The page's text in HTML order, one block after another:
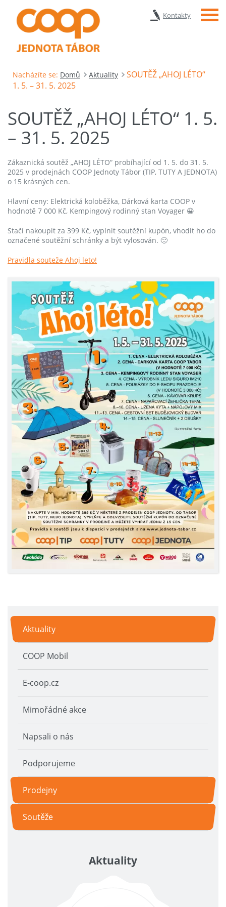
Kontakty Menu
Nacházíte se: Domů Aktuality
SOUTĚŽ „AHOJ LÉTO“
1. 5. – 31. 5. 2025
SOUTĚŽ „AHOJ LÉTO“ 1. 5.
– 31. 5. 2025
Zákaznická soutěž „AHOJ LÉTO“ probíhající od 1. 5. do 31. 5.
2025 v prodejnách COOP Jednoty Tábor (TIP, TUTY A JEDNOTA)
o 15 krásných cen.
Hlavní ceny: Elektrická koloběžka, Dárková karta COOP v
hodnotě 7 000 Kč, Kempingový rodinný stan Voyager 😀
Stačí nakoupit za 399 Kč, vyplnit soutěžní kupón, vhodit ho do
označené soutěžní schránky a být vylosován. 🙂
Pravidla souteže Ahoj leto!
Aktuality
COOP Mobil
E-coop.cz
Mimořádné akce
Napsali o nás
Podporujeme
Prodejny
Soutěže
Aktuality